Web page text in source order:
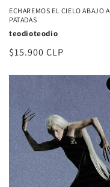
ECHAREMOS EL CIELO ABAJO A
PATADAS
teodioteodio
Precio
$15.900 CLP